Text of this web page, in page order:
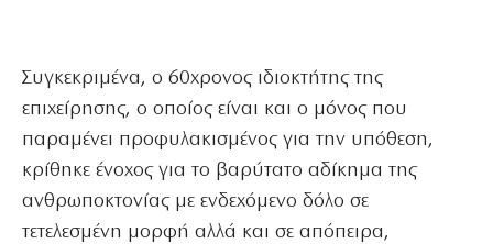
Συγκεκριμένα, ο 60χρονος ιδιοκτήτης της
επιχείρησης, ο οποίος είναι και ο μόνος που
παραμένει προφυλακισμένος για την υπόθεση,
κρίθηκε ένοχος για το βαρύτατο αδίκημα της
ανθρωποκτονίας με ενδεχόμενο δόλο σε
τετελεσμένη μορφή αλλά και σε απόπειρα,